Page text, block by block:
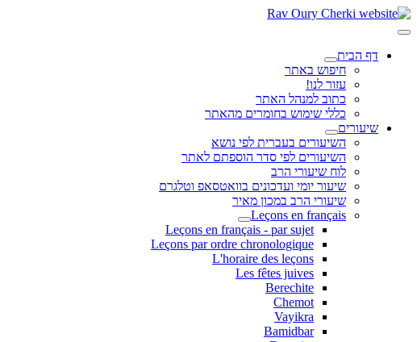
דף הבית
חיפוש באתר
עזור לנו!
כתוב למנהל האתר
כללי שימוש בחומרים מהאתר
שיעורים
השיעורים בעברית לפי נושא
השיעורים לפי סדר הוספתם לאתר
לוח שיעורי הרב
שיעור יומי ועדכונים בוואטסאפ וטלגרם
שיעורי הרב במכון מאיר
Leçons en français
Leçons en français - par sujet
Leçons par ordre chronologique
L'horaire des leçons
Les fêtes juives
Berechite
Chemot
Vayikra
Bamidbar